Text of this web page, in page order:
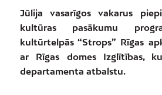
Jūlija vasarīgos vakarus
kultūras pasākumu
kultūrtelpās “Strops” Rīgas
ar Rīgas domes Izglītības,
departamenta atbalstu.